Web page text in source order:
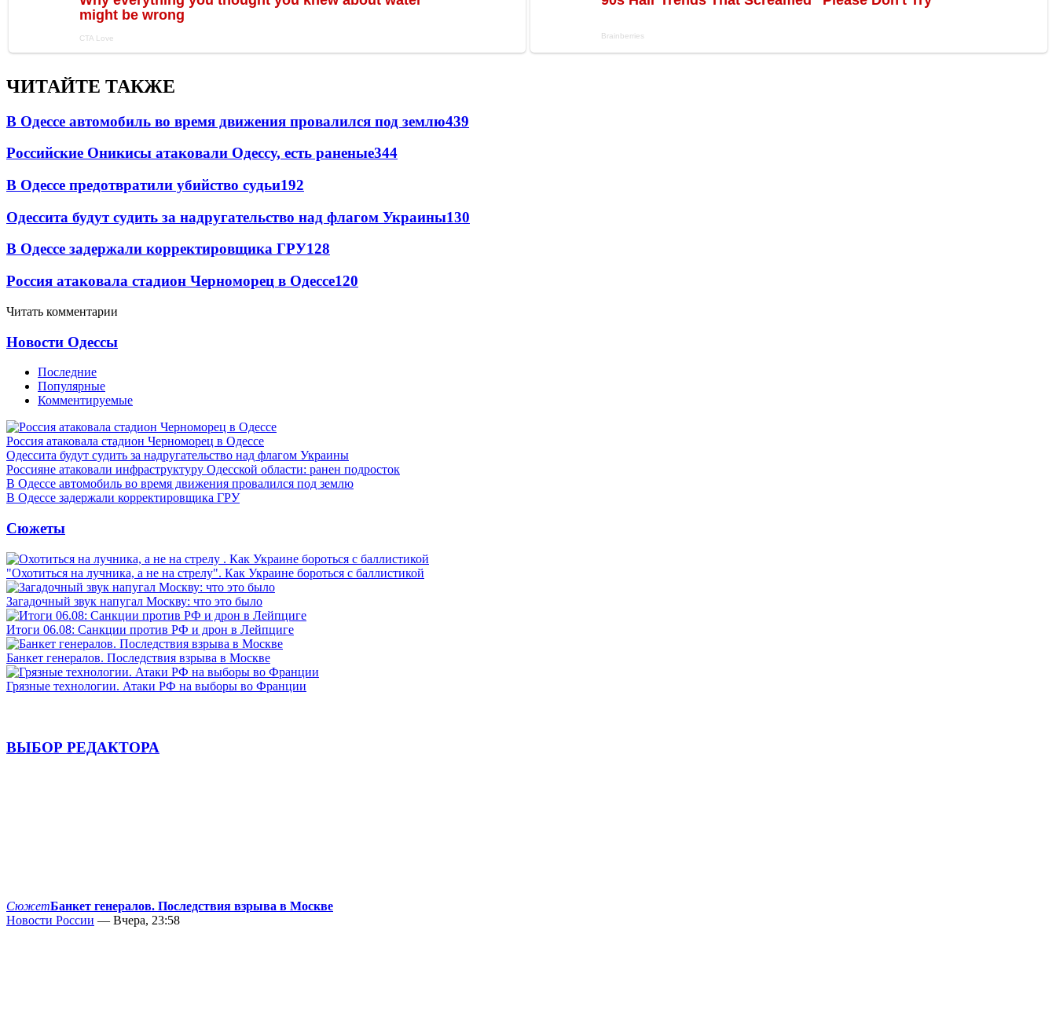
ЧИТАЙТЕ ТАКЖЕ
В Одессе автомобиль во время движения провалился под землю439
Российские Оникисы атаковали Одессу, есть раненые344
В Одессе предотвратили убийство судьи192
Одессита будут судить за надругательство над флагом Украины130
В Одессе задержали корректировщика ГРУ128
Россия атаковала стадион Черноморец в Одессе120
Читать комментарии
Новости Одессы
Последние
Популярные
Комментируемые
Россия атаковала стадион Черноморец в Одессе
Одессита будут судить за надругательство над флагом Украины
Россияне атаковали инфраструктуру Одесской области: ранен подросток
В Одессе автомобиль во время движения провалился под землю
В Одессе задержали корректировщика ГРУ
Сюжеты
"Охотиться на лучника, а не на стрелу". Как Украине бороться с баллистикой
Загадочный звук напугал Москву: что это было
Итоги 06.08: Санкции против РФ и дрон в Лейпциге
Банкет генералов. Последствия взрыва в Москве
Грязные технологии. Атаки РФ на выборы во Франции
ВЫБОР РЕДАКТОРА
СюжетБанкет генералов. Последствия взрыва в Москве
Новости России — Вчера, 23:58